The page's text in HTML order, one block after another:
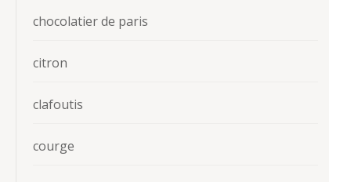
chocolatier de paris
citron
clafoutis
courge